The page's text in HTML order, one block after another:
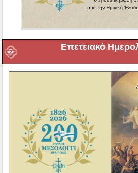
Επετειακό